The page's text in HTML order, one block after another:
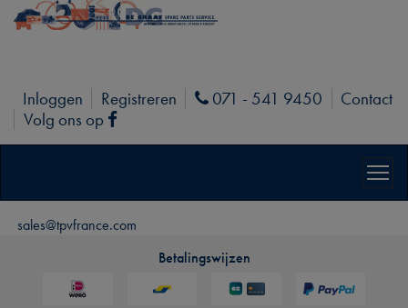
Inloggen Registreren Phone
071 - 541 9450
Contact
Volg ons op
Facebook
sales@tpvfrance.com
Betalingswijzen